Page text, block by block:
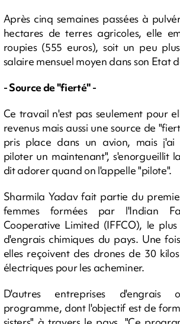
Après cinq semaines passées à
hectares de terres agricoles, elle
roupies (555 euros), soit un peu
salaire mensuel moyen dans son Etat
- Source de "fierté" -
Ce travail n'est pas seulement pour
revenus mais aussi une source de
pris place dans un avion, mais j'ai
piloter un maintenant", s'enorgueillit
dit adorer quand on l'appelle "pilote".
Sharmila Yadav fait partie du
femmes formées par l'Indian
Cooperative Limited (IFFCO), le
d'engrais chimiques du pays. Une
elles reçoivent des drones de 30
électriques pour les acheminer.
D'autres entreprises
programme, dont l'objectif est de